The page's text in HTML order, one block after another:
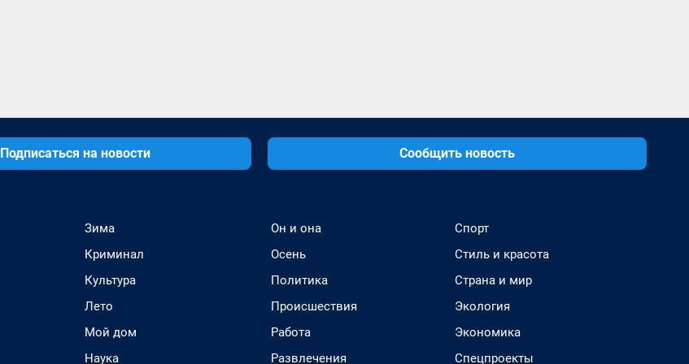
Подписаться на новости Сообщить новость
Зима
Криминал
Культура
Лето
Мой дом
Наука
Он и она
Осень
Политика
Происшествия
Работа
Развлечения
Спорт
Стиль и красота
Страна и мир
Экология
Экономика
Спецпроекты